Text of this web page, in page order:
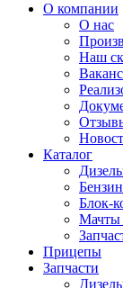
О компании
О нас
Наш
Каталог
Блок-
Мачты
Прицепы
Запчасти